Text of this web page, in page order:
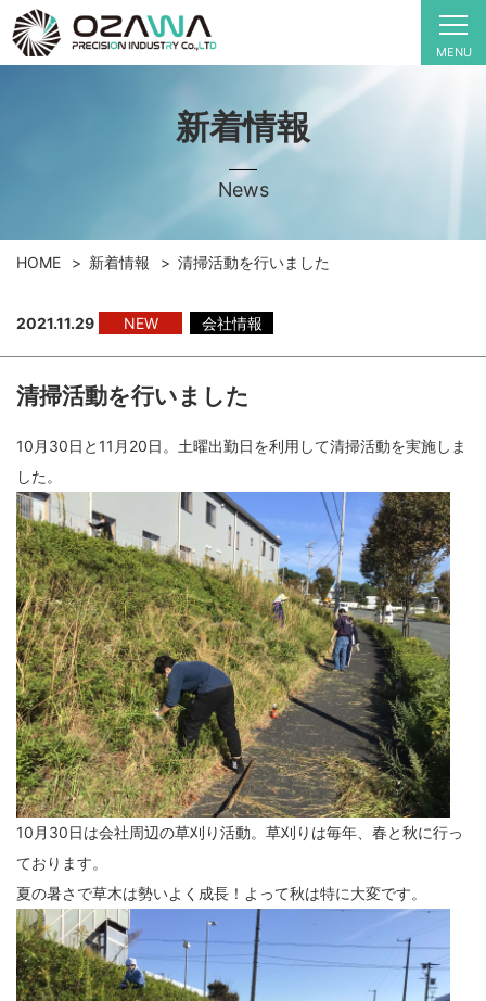
MENU
新着情報
News
HOME 新着情報 清掃活動を行いました
2021.11.29 NEW 会社情報
清掃活動を行いました
10月30日と11月20日。土曜出勤日を利用して清掃活動を実施しま
した。
10月30日は会社周辺の草刈り活動。草刈りは毎年、春と秋に行っ
ております。
夏の暑さで草木は勢いよく成長！よって秋は特に大変です。